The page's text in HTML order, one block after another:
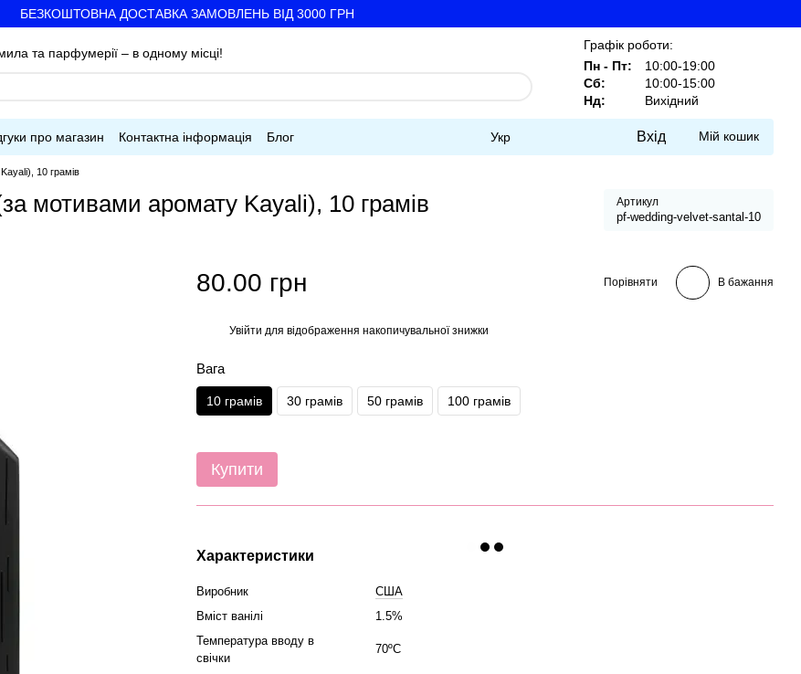
БЕЗКОШТОВНА ДОСТАВКА ЗАМОВЛЕНЬ ВІД 3000 ГРН
та парфумерії – в одному місці!
Графік роботи:
Пн - Пт:
10:00-19:00
Сб:
10:00-15:00
Нд:
Вихідний
про магазин Контактна інформація Блог Укр Вхід Мій кошик
10 грамів
мотивами аромату Kayali), 10 грамів Артикул
pf-wedding-velvet-santal-10
80.00 грн Порівняти В бажання
Увійти для відображення накопичувальної знижки
Вага
10 грамів 30 грамів 50 грамів 100 грамів
Купити
Характеристики
Виробник
США
Вміст ванілі
1.5%
Температура вводу в
свічки
70ºC